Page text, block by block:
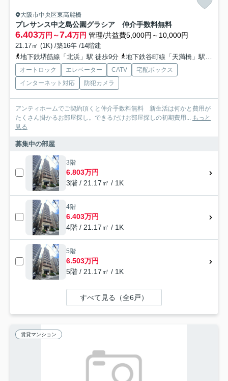
大阪市中央区東高麗橋
プレサンス中之島公園グラシア 仲介手数料無料
6.403万円～7.4万円 管理/共益費5,000円～10,000円
21.17㎡ (1K) /築16年 /14階建
地下鉄堺筋線「北浜」駅 徒歩9分
地下鉄谷町線「天満橋」駅 徒歩11分
オートロック エレベーター CATV
宅配ボックス
インターネット対応
防犯カメラ
アンティホームでご契約頂くと仲介手数料無料 新生活は何かと費用が
たくさん掛かるお部屋探し。できるだけお部屋探しの初期費用...
もっと
見る
募集中の部屋
3階
6.803万円
3階 / 21.17㎡ / 1K
4階
6.403万円
4階 / 21.17㎡ / 1K
5階
6.503万円
5階 / 21.17㎡ / 1K
すべて見る（全6戸）
賃貸マンション